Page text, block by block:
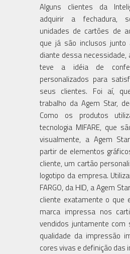
Alguns clientes da
adquirir a fechadura,
unidades de cartões de
que já são inclusos junto
diante dessa necessidade,
teve a idéia de
personalizados para
seus clientes. Foi aí,
trabalho da Agem Star,
Como os produtos
tecnologia MIFARE, que
visualmente, a Agem
partir de elementos
cliente, um cartão
logotipo da empresa.
FARGO, da HID, a Agem
cliente exatamente o que
marca impressa nos
vendidos juntamente com
qualidade da impressão
cores vivas e definição das